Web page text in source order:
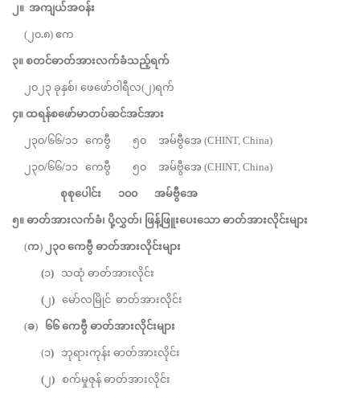
၂။ အကျယ်အဝန်း
(၂၀.၈) ဧက
၃။ စတင်ဓာတ်အားလက်ခံသည့်ရက်
၂၀၂၃ ခုနှစ်၊ ဖေဖော်ဝါရီလ(၂)ရက်
၄။ ထရန်စဖော်မာတပ်ဆင်အင်အား
၂၃၀/၆၆/၁၁ ကေဗွီ ၅၀ အမ်ဗွီအေ (CHINT, China)
၂၃၀/၆၆/၁၁ ကေဗွီ ၅၀ အမ်ဗွီအေ (CHINT, China)
စုစုပေါင်း ၁၀၀ အမ်ဗွီအေ
၅။ ဓာတ်အားလက်ခံ၊ ပို့လွှတ်၊ ဖြန့်ဖြူးပေးသော ဓာတ်အားလိုင်းများ
(က) ၂၃၀ ကေဗွီ ဓာတ်အားလိုင်းများ
(၁) သထုံ ဓာတ်အားလိုင်း
( ၂) မော်လမြိုင် ဓာတ်အားလိုင်း
(ခ) ၆၆ ကေဗွီ ဓာတ်အားလိုင်းများ
(၁) ဘုရားကုန်း ဓာတ်အားလိုင်း
( ၂) စက်မှုဇုန် ဓာတ်အားလိုင်း